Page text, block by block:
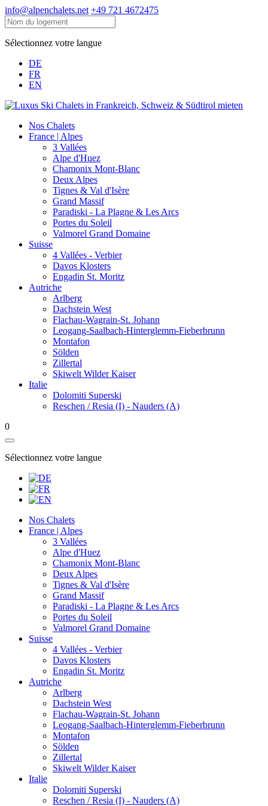
info@alpenchalets.net +49 721 4672475
Sélectionnez votre langue
DE
FR
EN
Nos Chalets
France | Alpes
3 Vallées
Alpe d'Huez
Chamonix Mont-Blanc
Deux Alpes
Tignes & Val d'Isère
Grand Massif
Paradiski - La Plagne & Les Arcs
Portes du Soleil
Valmorel Grand Domaine
Suisse
4 Vallées - Verbier
Davos Klosters
Engadin St. Moritz
Autriche
Arlberg
Dachstein West
Flachau-Wagrain-St. Johann
Leogang-Saalbach-Hinterglemm-Fieberbrunn
Montafon
Sölden
Zillertal
Skiwelt Wilder Kaiser
Italie
Dolomiti Superski
Reschen / Resia (I) - Nauders (A)
0
Sélectionnez votre langue
Nos Chalets
France | Alpes
3 Vallées
Alpe d'Huez
Chamonix Mont-Blanc
Deux Alpes
Tignes & Val d'Isère
Grand Massif
Paradiski - La Plagne & Les Arcs
Portes du Soleil
Valmorel Grand Domaine
Suisse
4 Vallées - Verbier
Davos Klosters
Engadin St. Moritz
Autriche
Arlberg
Dachstein West
Flachau-Wagrain-St. Johann
Leogang-Saalbach-Hinterglemm-Fieberbrunn
Montafon
Sölden
Zillertal
Skiwelt Wilder Kaiser
Italie
Dolomiti Superski
Reschen / Resia (I) - Nauders (A)